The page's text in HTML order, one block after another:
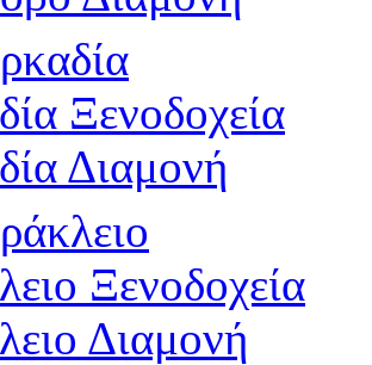
Ξενοδοχεία
Διαμονή
Ξενοδοχεία
Διαμονή